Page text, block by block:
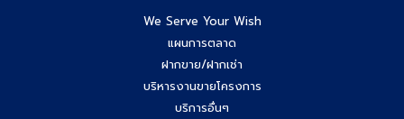
We Serve Your Wish
แผนการตลาด
ฝากขาย/ฝากเช่า
บริหารงานขายโครงการ
บริการอื่นๆ